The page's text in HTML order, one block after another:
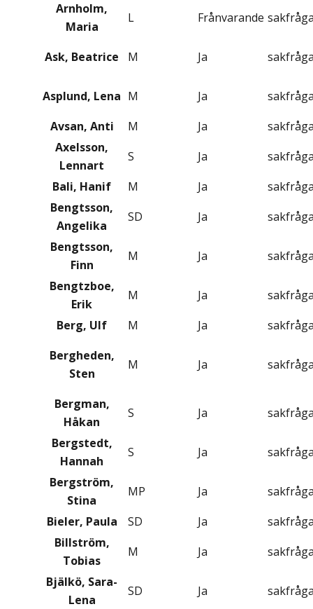
Arnholm,
Maria
L Frånvarande
Ask, Beatrice M Ja
Asplund, Lena M Ja
Avsan, Anti
M Ja
Axelsson,
Lennart
S Ja
Bali, Hanif
M Ja
Bengtsson,
Angelika
SD Ja
Bengtsson,
Finn
M Ja
Bengtzboe,
Erik
M Ja
Berg, Ulf
M Ja
Bergheden,
Sten
M Ja
Bergman,
Håkan
S Ja
Bergstedt,
Hannah
S Ja
Bergström,
Stina
MP Ja
Bieler, Paula
SD Ja
Billström,
Tobias
M Ja
Bjälkö, Sara-
Lena
SD Ja